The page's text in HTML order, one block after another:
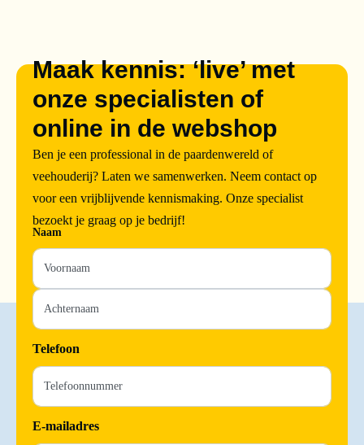
Maak kennis: ‘live’ met
onze specialisten of
online in de webshop
Ben je een professional in de paardenwereld of
veehouderij? Laten we samenwerken. Neem contact op
voor een vrijblijvende kennismaking. Onze specialist
bezoekt je graag op je bedrijf!
Naam
Telefoon
E-mailadres